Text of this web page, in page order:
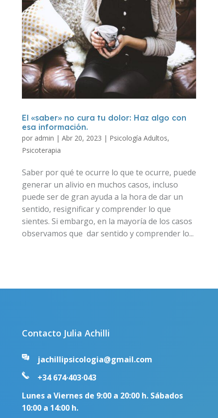
El «saber» no cura tu dolor: Haz algo con
esa información.
por admin | Abr 20, 2023 | Psicología Adultos,
Psicoterapia
Saber por qué te ocurre lo que te ocurre, puede
generar un alivio en muchos casos, incluso
puede ser de gran ayuda a la hora de dar un
sentido, resignificar y comprender lo que
sientes. Si embargo, en la mayoría de los casos
observamos que dar sentido y comprender lo...
Contacto Julia Achilli
jachillipsicologia@gmail.com
+34 674·403·043
Lunes a Viernes de 9:00 a 20:00 h. Sábados
10:00 a 14:00 h.